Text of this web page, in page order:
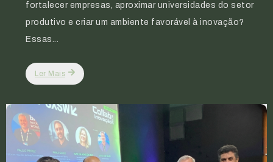
fortalecer empresas, aproximar universidades do setor
produtivo e criar um ambiente favorável à inovação?
Essas...
Ler Mais